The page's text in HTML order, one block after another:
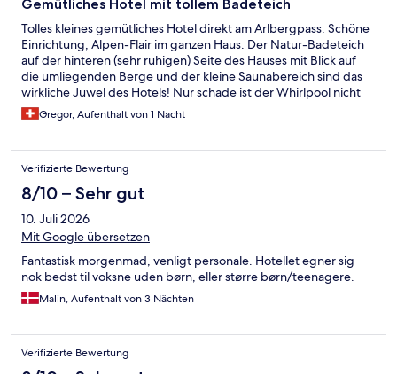
Gemütliches Hotel mit tollem Badeteich
Tolles kleines gemütliches Hotel direkt am Arlbergpass. Schöne
Einrichtung, Alpen-Flair im ganzen Haus. Der Natur-Badeteich
auf der hinteren (sehr ruhigen) Seite des Hauses mit Blick auf
die umliegenden Berge und der kleine Saunabereich sind das
wirkliche Juwel des Hotels! Nur schade ist der Whirlpool nicht
mehr in Betrieb.
Gregor, Aufenthalt von 1 Nacht
Verifizierte Bewertung
8/10 – Sehr gut
10. Juli 2026
Mit Google übersetzen
Fantastisk morgenmad, venligt personale. Hotellet egner sig
nok bedst til voksne uden børn, eller større børn/teenagere.
Malin, Aufenthalt von 3 Nächten
Verifizierte Bewertung